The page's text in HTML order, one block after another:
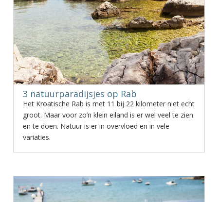
3 natuurparadijsjes op Rab
Het Kroatische Rab is met 11 bij 22 kilometer niet echt
groot. Maar voor zo’n klein eiland is er wel veel te zien
en te doen. Natuur is er in overvloed en in vele
variaties.